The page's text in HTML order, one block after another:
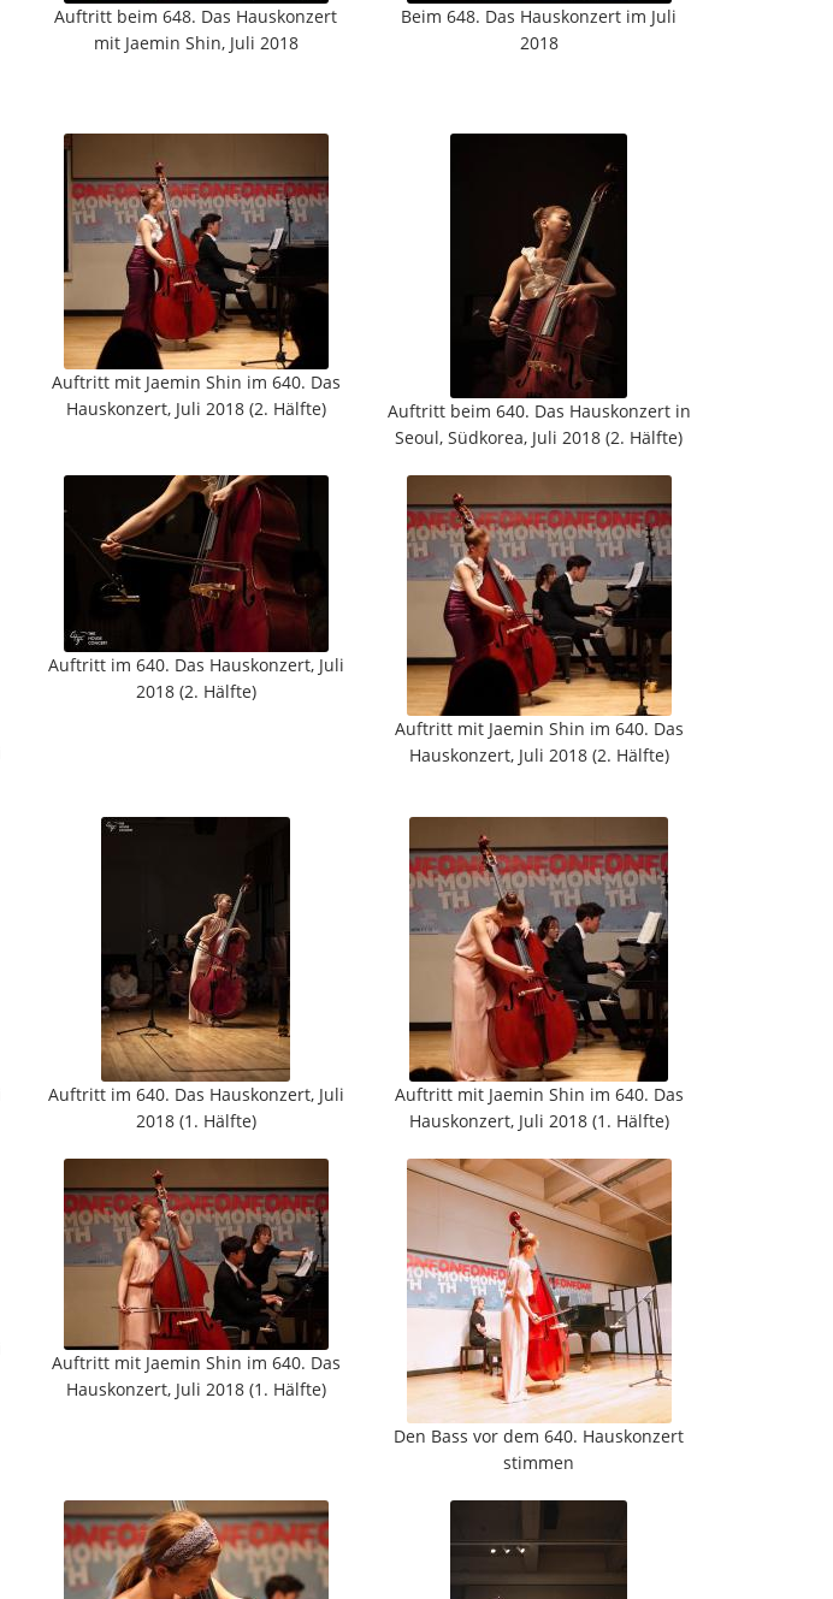
Auftritt beim 648. Das Hauskonzert
mit Jaemin Shin, Juli 2018
Beim 648. Das Hauskonzert im Juli
2018
Auftritt mit Jaemin Shin im 640. Das
Hauskonzert, Juli 2018 (2. Hälfte)
Auftritt beim 640. Das Hauskonzert in
Seoul, Südkorea, Juli 2018 (2. Hälfte)
Auftritt im 640. Das Hauskonzert, Juli
2018 (2. Hälfte)
Auftritt mit Jaemin Shin im 640. Das
Hauskonzert, Juli 2018 (2. Hälfte)
Auftritt im 640. Das Hauskonzert, Juli
2018 (1. Hälfte)
Auftritt mit Jaemin Shin im 640. Das
Hauskonzert, Juli 2018 (1. Hälfte)
Auftritt mit Jaemin Shin im 640. Das
Hauskonzert, Juli 2018 (1. Hälfte)
Den Bass vor dem 640. Hauskonzert
stimmen